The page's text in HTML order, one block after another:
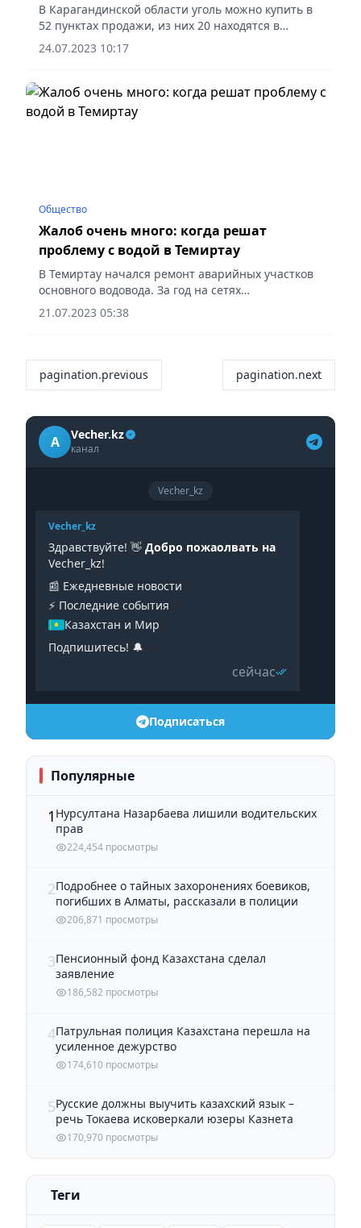
В Карагандинской области уголь можно купить в
52 пунктах продажи, из них 20 находятся в
Караганде. Жителей просят заранее запастись
топливом, чтобы избежать осеннего ажиотажа.
24.07.2023 10:17
Общество
Жалоб очень много: когда решат
проблему с водой в Темиртау
В Темиртау начался ремонт аварийных участков
основного водовода. За год на сетях
происходило более 500 аварий. В перспективе
должны реконструировать весь водовод
21.07.2023 05:38
pagination.previous pagination.next
A Vecher.kz
канал
Vecher_kz
Vecher_kz
Здравствуйте! 👋 Добро пожаолвать на
Vecher_kz!
📰 Ежедневные новости
⚡️ Последние события
Казахстан и Мир
Подпишитесь! 🔔
сейчас
Подписаться
Популярные
1 Нурсултана Назарбаева лишили водительских
прав
224,454 просмотры
2Подробнее о тайных захоронениях боевиков,
погибших в Алматы, рассказали в полиции
206,871 просмотры
3Пенсионный фонд Казахстана сделал
заявление
186,582 просмотры
4Патрульная полиция Казахстана перешла на
усиленное дежурство
174,610 просмотры
5Русские должны выучить казахский язык –
речь Токаева исковеркали юзеры Казнета
170,970 просмотры
Теги